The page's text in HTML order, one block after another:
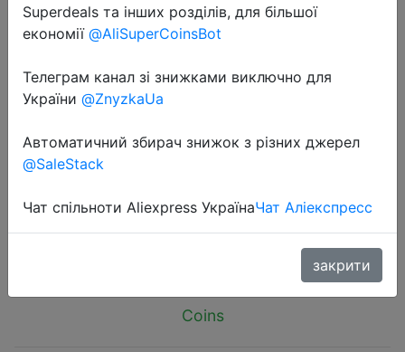
2026-06-23
BORUiT Smoker Infuser Portable
Cold Smoke Generator Meat Burn
Cooking for BBQ Grill Cocktails
$13.72
Coins
Superdeals та інших розділів, для більшої
економії @AliSuperCoinsBot
Телеграм канал зі знижками виключно для
України @ZnyzkaUa
Автоматичний збирач знижок з різних джерел
@SaleStack
Чат спільноти Aliexpress УкраїнаЧат Аліекспресс
закрити